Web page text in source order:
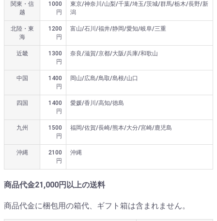
関東・信
越
1000
円
東京/神奈川/山梨/千葉/埼玉/茨城/群馬/栃木/長野/新
潟
北陸・東
海
1200
円
富山/石川/福井/静岡/愛知/岐阜/三重
近畿
1300
円
奈良/滋賀/京都/大阪/兵庫/和歌山
中国
1400
円
岡山/広島/鳥取/島根/山口
四国
1400
円
愛媛/香川/高知/徳島
九州
1500
円
福岡/佐賀/長崎/熊本/大分/宮崎/鹿児島
沖縄
2100
円
沖縄
商品代金21,000円以上の送料
商品代金に梱包用の箱代、ギフト箱は含まれません。